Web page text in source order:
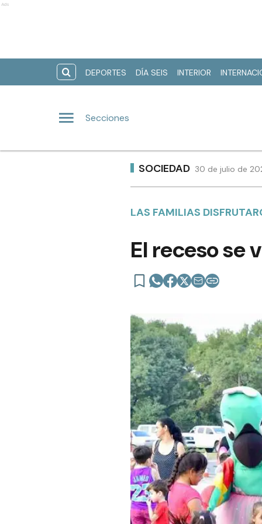
Ads
DEPORTES DÍA SEIS INTERIOR
Secciones
SOCIEDAD 30 de julio de
LAS FAMILIAS
El receso se